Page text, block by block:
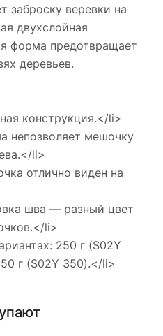
заброску веревки на
двухслойная
форма предотвращает
деревьев.
конструкция.</li>
непозволяет мешочку
li>
отлично виден на
шва — разный цвет
li>
250 г (S02Y
г (S02Y 350).</li>